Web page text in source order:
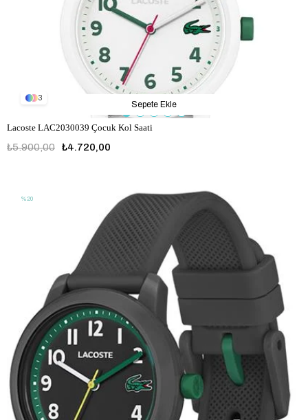
3
Lacoste LAC2030039 Çocuk Kol Saati
₺4.720,00
₺5.900,00
Sepete Ekle
%20